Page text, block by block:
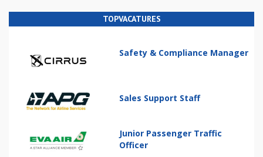
TOPVACATURES
Safety & Compliance Manager
Sales Support Staff
Junior Passenger Traffic
Officer